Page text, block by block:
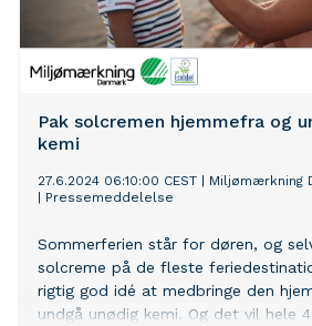
Pak solcremen hjemmefra og
kemi
27.6.2024 06:10:00 CEST
Miljømærkning
Pressemeddelelse
Sommerferien står for døren, og
solcreme på de fleste
rigtig god idé at medbringe den
undgå unødig kemi. Og det vil hele